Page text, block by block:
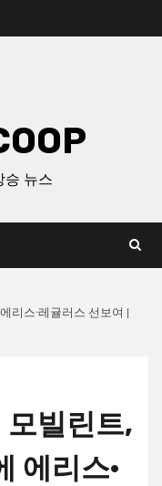
승 뉴스
리스·레귤러스 선보여 |
빌린트,
에리스·